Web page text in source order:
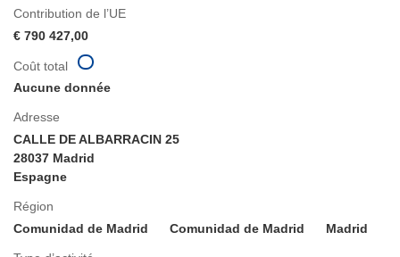
Contribution de l’UE
€ 790 427,00
Adresse
CALLE DE ALBARRACIN 25
28037 Madrid
Espagne
Région
Comunidad de Madrid
Comunidad de Madrid Madrid
Coût total
Aucune donnée